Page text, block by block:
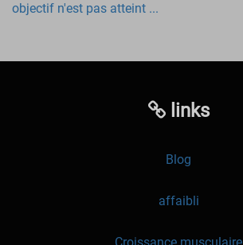
objectif n'est pas atteint ...
links
Blog
affaibli